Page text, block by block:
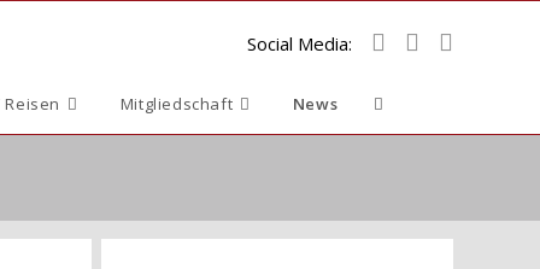
Social Media:
Reisen Mitgliedschaft News Website-
umschalten